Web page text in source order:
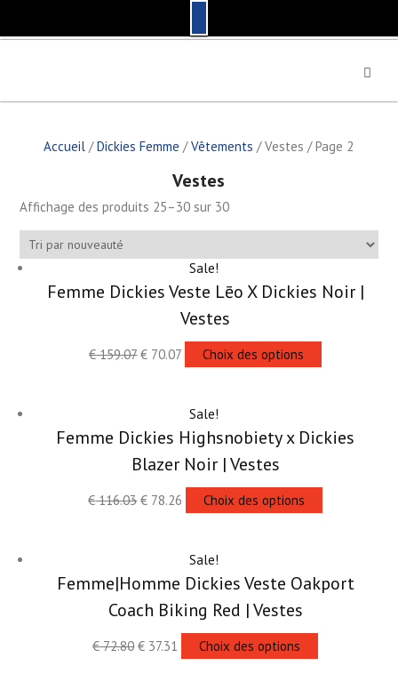
p
Accueil /Dickies Femme /Vêtements / Vestes / Page 2
Vestes
Affichage des produits 25–30 sur 30
Sale!
Femme Dickies Veste Lēo X Dickies Noir |
Vestes
€159.07 € 70.07 Choix des options
Sale!
Femme Dickies Highsnobiety x Dickies
Blazer Noir | Vestes
€116.03 € 78.26 Choix des options
Sale!
Femme|Homme Dickies Veste Oakport
Coach Biking Red | Vestes
€72.80 € 37.31 Choix des options